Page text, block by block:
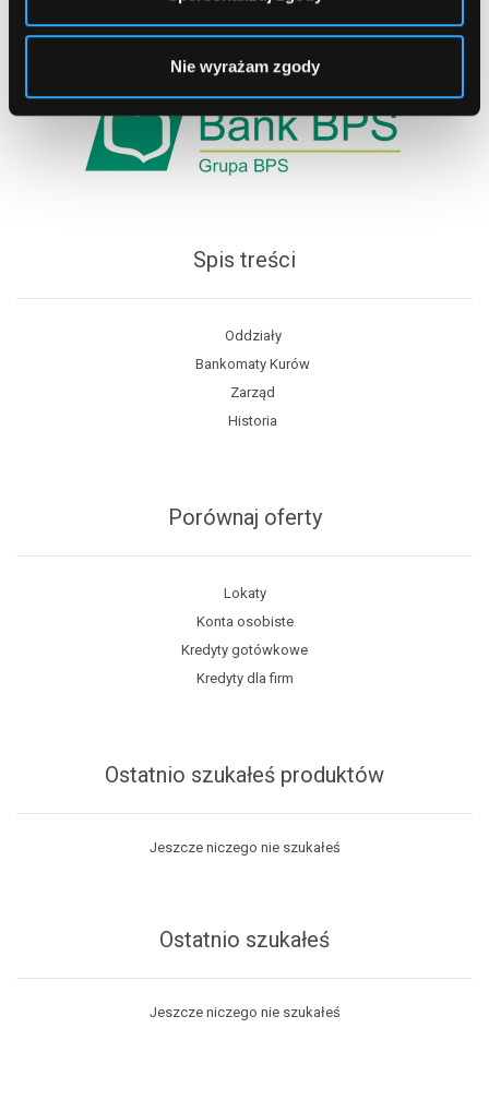
Nie wyrażam zgody
Spis treści
Oddziały
Bankomaty Kurów
Zarząd
Historia
Porównaj oferty
Lokaty
Konta osobiste
Kredyty gotówkowe
Kredyty dla firm
Ostatnio szukałeś produktów
Jeszcze niczego nie szukałeś
Ostatnio szukałeś
Jeszcze niczego nie szukałeś